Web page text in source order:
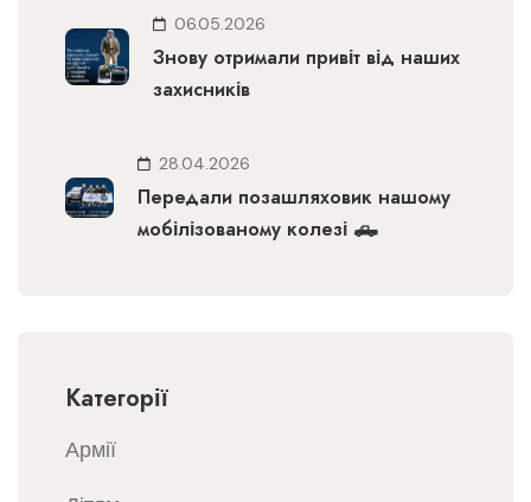
06.05.2026
Знову отримали привіт від наших
захисників
28.04.2026
Передали позашляховик нашому
мобілізованому колезі 🛻
Категорії
Армії